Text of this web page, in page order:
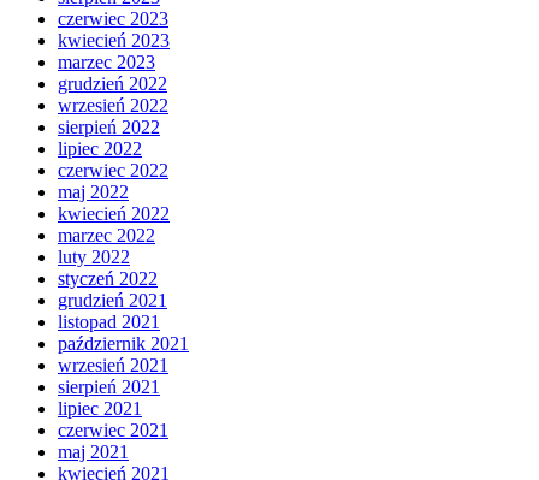
czerwiec 2023
kwiecień 2023
marzec 2023
grudzień 2022
wrzesień 2022
sierpień 2022
lipiec 2022
czerwiec 2022
maj 2022
kwiecień 2022
marzec 2022
luty 2022
styczeń 2022
grudzień 2021
listopad 2021
październik 2021
wrzesień 2021
sierpień 2021
lipiec 2021
czerwiec 2021
maj 2021
kwiecień 2021